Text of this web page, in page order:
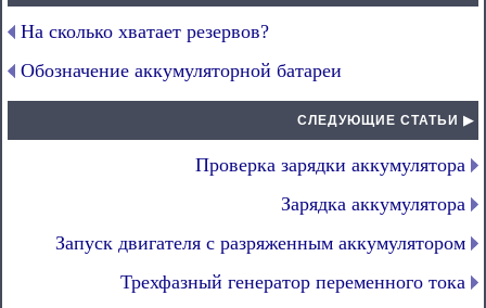
На сколько хватает резервов?
Обозначение аккумуляторной батареи
СЛЕДУЮЩИЕ СТАТЬИ ▶
Проверка зарядки аккумулятора
Зарядка аккумулятора
Запуск двигателя с разряженным аккумулятором
Трехфазный генератор переменного тока